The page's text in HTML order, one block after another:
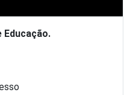
Educação.